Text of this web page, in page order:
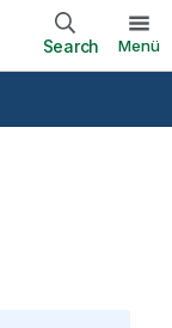
Search Menü